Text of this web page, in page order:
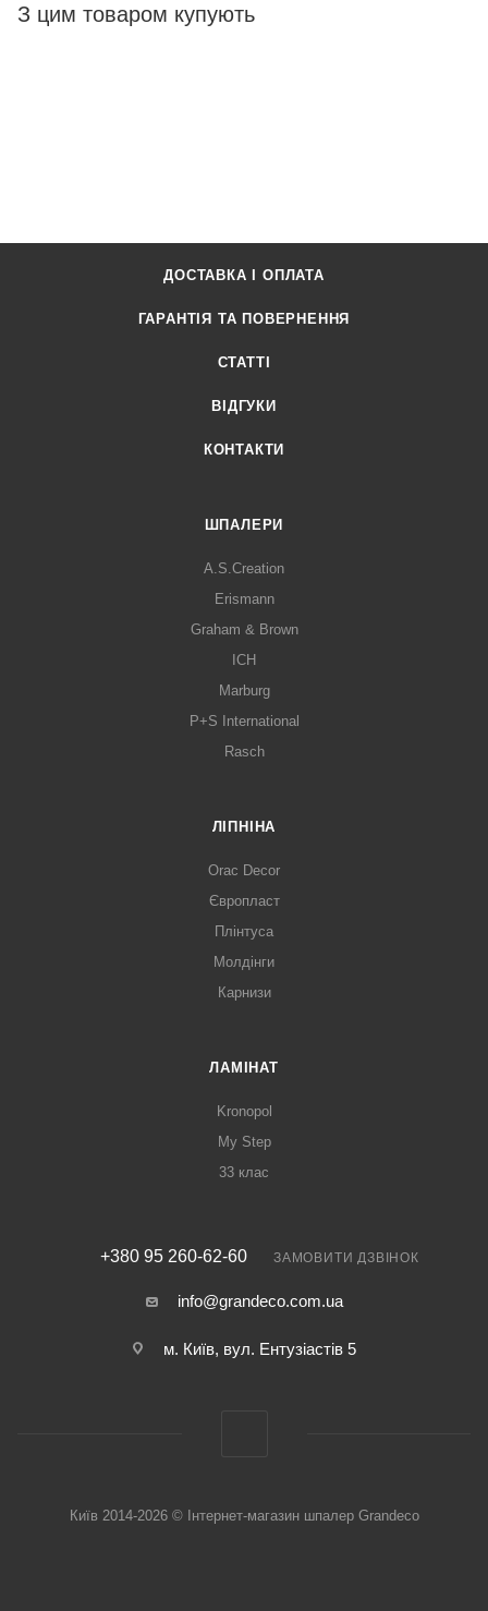
З цим товаром купують
ДОСТАВКА І ОПЛАТА
ГАРАНТІЯ ТА ПОВЕРНЕННЯ
СТАТТІ
ВІДГУКИ
КОНТАКТИ
ШПАЛЕРИ
A.S.Creation
Erismann
Graham & Brown
ICH
Marburg
P+S International
Rasch
ЛІПНІНА
Orac Decor
Європласт
Плінтуса
Молдінги
Карнизи
ЛАМІНАТ
Kronopol
My Step
33 клас
+380 95 260-62-60 ЗАМОВИТИ ДЗВІНОК
info@grandeco.com.ua
м. Київ, вул. Ентузіастів 5
Київ 2014-2026 © Інтернет-магазин шпалер Grandeco